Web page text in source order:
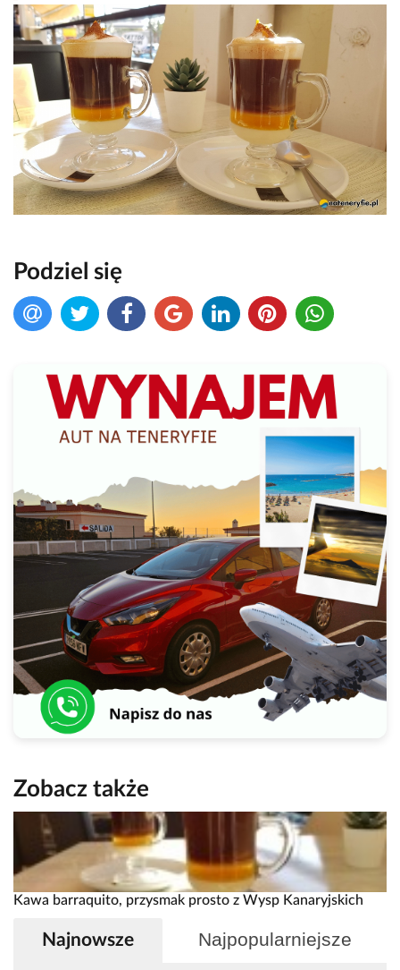
Podziel się
Zobacz także
Kawa barraquito, przysmak prosto z Wysp Kanaryjskich
Najnowsze Najpopularniejsze